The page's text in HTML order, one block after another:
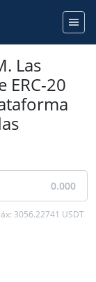
Las
ERC-20
3056.22741 USDT